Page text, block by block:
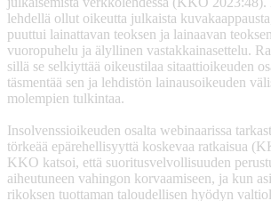
lehdellä ollut oikeutta julkaista
puuttui lainattavan teoksen ja lainaavan
vuoropuhelu ja älyllinen vastakkainasettelu.
sillä se selkiyttää oikeustilaa sitaattioikeuden
täsmentää sen ja lehdistön lainausoikeuden
molempien tulkintaa.
Insolvenssioikeuden osalta webinaarissa
törkeää epärehellisyyttä koskevaa ratkaisua
KKO katsoi, että suoritusvelvollisuuden
aiheutuneen vahingon korvaamiseen, ja kun
rikoksen tuottaman taloudellisen hyödyn